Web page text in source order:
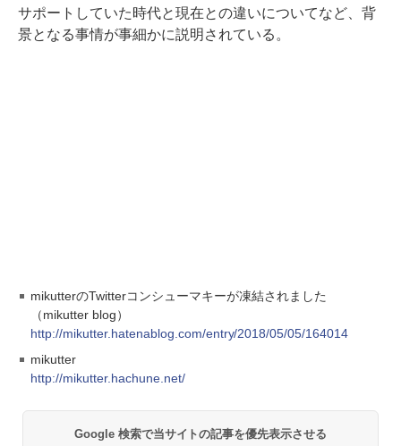
サポートしていた時代と現在との違いについてなど、背
景となる事情が事細かに説明されている。
mikutterのTwitterコンシューマキーが凍結されました
（mikutter blog）
http://mikutter.hatenablog.com/entry/2018/05/05/164014
mikutter
http://mikutter.hachune.net/
Google 検索で当サイトの記事を優先表示させる